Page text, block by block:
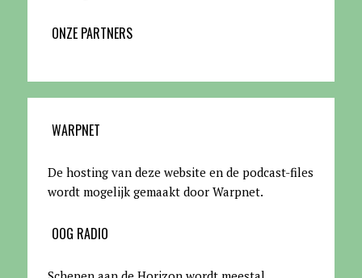
ONZE PARTNERS
WARPNET
De hosting van deze website en de podcast-files
wordt mogelijk gemaakt door Warpnet.
OOG RADIO